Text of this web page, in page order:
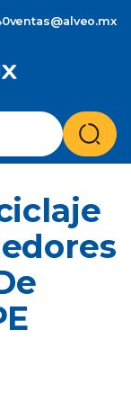
ventas@alveo.mx
puedes